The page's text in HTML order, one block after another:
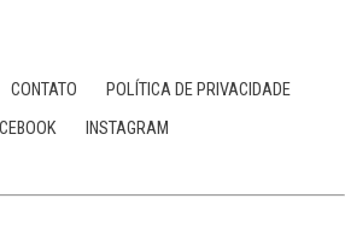
CONTATO
POLÍTICA DE PRIVACIDADE
INSTAGRAM